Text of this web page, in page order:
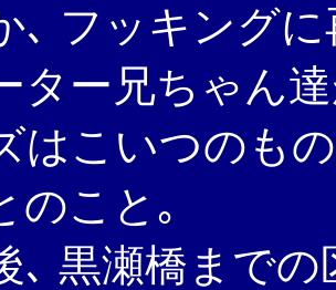
､ フッキング
ター兄ちゃん
はこいつのも
のこと｡
､ 黒瀬橋まで